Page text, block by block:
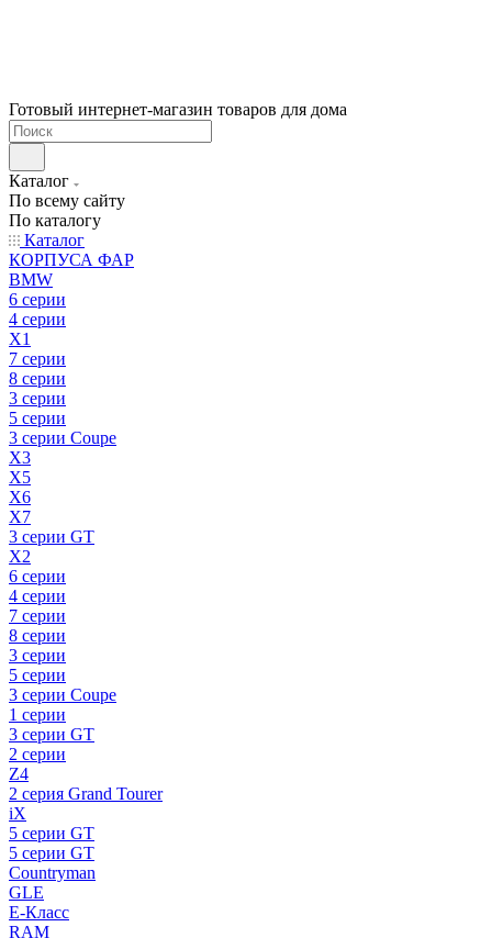
Готовый интернет-магазин товаров для дома
Каталог
По всему сайту
По каталогу
Каталог
КОРПУСА ФАР
BMW
6 серии
4 серии
X1
7 серии
8 серии
3 серии
5 серии
3 серии Coupe
X3
X5
X6
X7
3 серии GT
X2
6 серии
4 серии
7 серии
8 серии
3 серии
5 серии
3 серии Coupe
1 серии
3 серии GT
2 серии
Z4
2 серия Grand Tourer
iX
5 серии GT
5 серии GT
Countryman
GLE
E-Класс
RAM